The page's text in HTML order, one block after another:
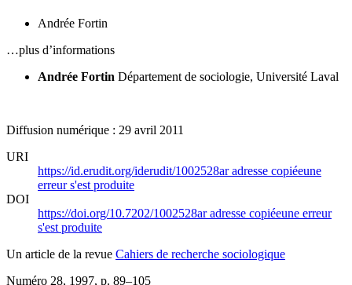
Andrée Fortin
…plus d’informations
Andrée Fortin Département de sociologie, Université Laval
Diffusion numérique : 29 avril 2011
URI
https://id.erudit.org/iderudit/1002528aradresse copiéeune
erreur s'est produite
DOI
https://doi.org/10.7202/1002528aradresse copiéeune erreur
s'est produite
Un article de la revue Cahiers de recherche sociologique
Numéro 28, 1997, p. 89–105